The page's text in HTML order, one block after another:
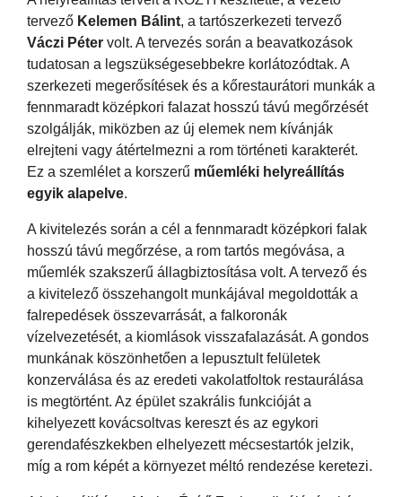
tervező Kelemen Bálint, a tartószerkezeti tervező
Váczi Péter volt. A tervezés során a beavatkozások
tudatosan a legszükségesebbekre korlátozódtak. A
szerkezeti megerősítések és a kőrestaurátori munkák a
fennmaradt középkori falazat hosszú távú megőrzését
szolgálják, miközben az új elemek nem kívánják
elrejteni vagy átértelmezni a rom történeti karakterét.
Ez a szemlélet a korszerű műemléki helyreállítás
egyik alapelve.
A kivitelezés során a cél a fennmaradt középkori falak
hosszú távú megőrzése, a rom tartós megóvása, a
műemlék szakszerű állagbiztosítása volt. A tervező és
a kivitelező összehangolt munkájával megoldották a
falrepedések összevarrását, a falkoronák
vízelvezetését, a kiomlások visszafalazását. A gondos
munkának köszönhetően a lepusztult felületek
konzerválása és az eredeti vakolatfoltok restaurálása
is megtörtént. Az épület szakrális funkcióját a
kihelyezett kovácsoltvas kereszt és az egykori
gerendafészkekben elhelyezett mécsestartók jelzik,
míg a rom képét a környezet méltó rendezése keretezi.